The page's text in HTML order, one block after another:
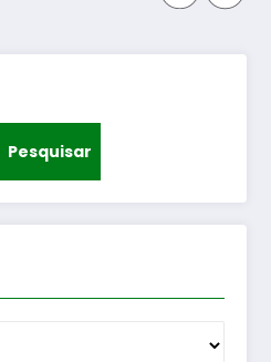
Pesquisar